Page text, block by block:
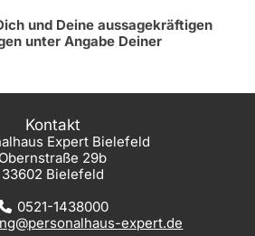
und Deine aussagekräftigen
unter Angabe Deiner
Kontakt
Expert Bielefeld
Obernstraße 29b
33602 Bielefeld
0521-1438000
expert.de